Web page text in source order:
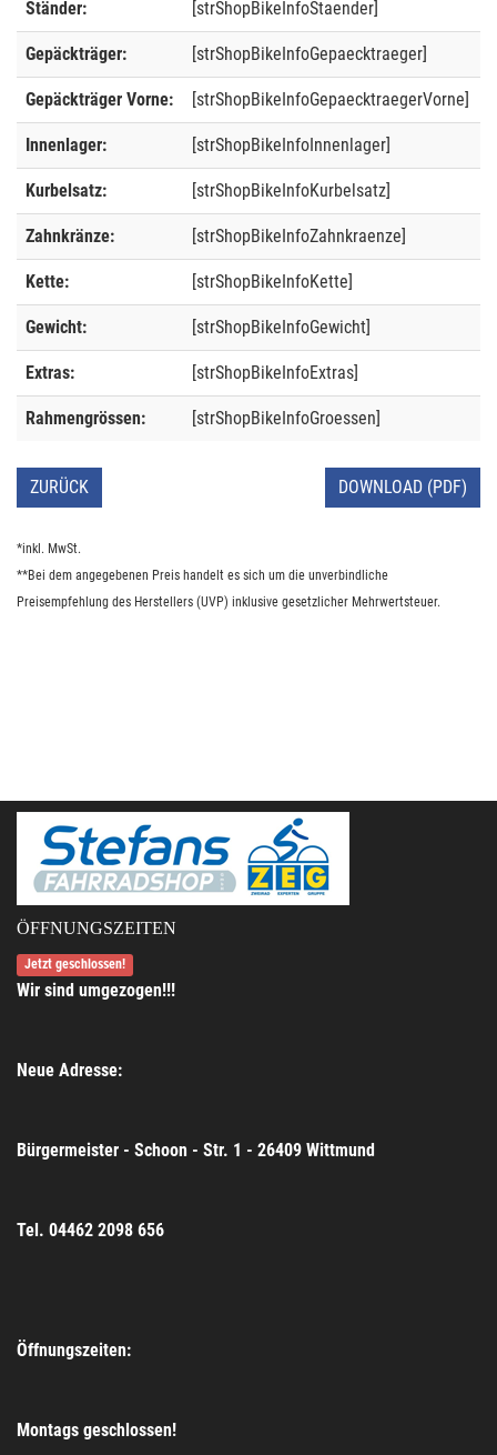
Ständer: [strShopBikeInfoStaender]
Gepäckträger: [strShopBikeInfoGepaecktraeger]
Gepäckträger Vorne: [strShopBikeInfoGepaecktraegerVorne]
Innenlager: [strShopBikeInfoInnenlager]
Kurbelsatz: [strShopBikeInfoKurbelsatz]
Zahnkränze: [strShopBikeInfoZahnkraenze]
Kette: [strShopBikeInfoKette]
Gewicht: [strShopBikeInfoGewicht]
Extras: [strShopBikeInfoExtras]
Rahmengrössen: [strShopBikeInfoGroessen]
ZURÜCK DOWNLOAD (PDF)
*inkl. MwSt.
**Bei dem angegebenen Preis handelt es sich um die unverbindliche
Preisempfehlung des Herstellers (UVP) inklusive gesetzlicher Mehrwertsteuer.
ÖFFNUNGSZEITEN
Jetzt geschlossen!
Wir sind umgezogen!!!
Neue Adresse:
Bürgermeister - Schoon - Str. 1 - 26409 Wittmund
Tel. 04462 2098 656
Öffnungszeiten:
Montags geschlossen!